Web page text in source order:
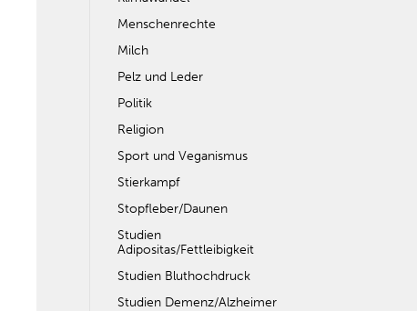
Menschenrechte
Milch
Pelz und Leder
Politik
Religion
Sport und Veganismus
Stierkampf
Stopfleber/Daunen
Studien
Adipositas/Fettleibigkeit
Studien Bluthochdruck
Studien Demenz/Alzheimer